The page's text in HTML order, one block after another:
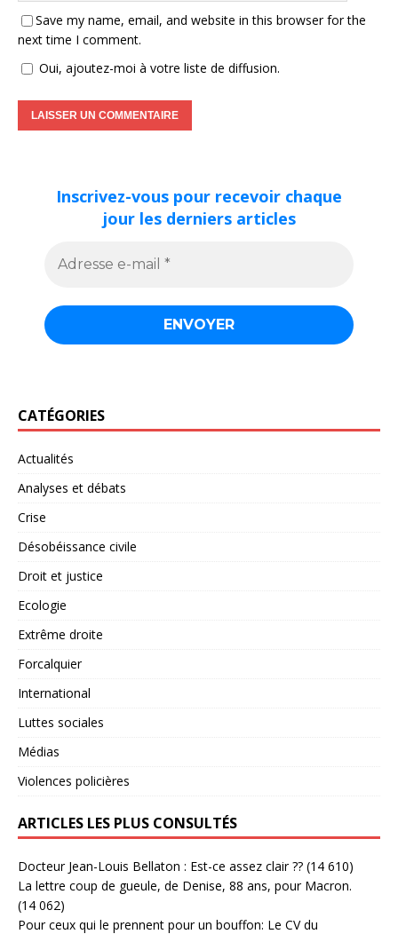
Save my name, email, and website in this browser for the
next time I comment.
Oui, ajoutez-moi à votre liste de diffusion.
Inscrivez-vous pour recevoir chaque
jour les derniers articles
CATÉGORIES
Actualités
Analyses et débats
Crise
Désobéissance civile
Droit et justice
Ecologie
Extrême droite
Forcalquier
International
Luttes sociales
Médias
Violences policières
ARTICLES LES PLUS CONSULTÉS
Docteur Jean-Louis Bellaton : Est-ce assez clair ?? (14 610)
La lettre coup de gueule, de Denise, 88 ans, pour Macron.
(14 062)
Pour ceux qui le prennent pour un bouffon: Le CV du